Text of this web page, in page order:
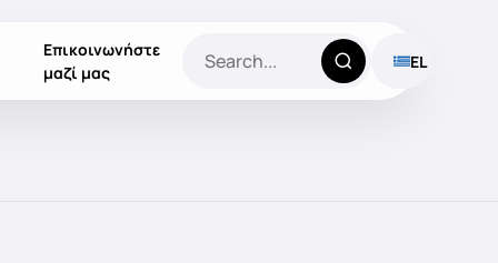
Επικοινωνήστε
μαζί μας
EL